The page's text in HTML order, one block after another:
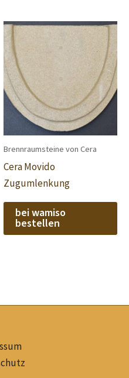
Brennraumsteine von Cera
Cera Movido
Zugumlenkung
bei wamiso
bestellen